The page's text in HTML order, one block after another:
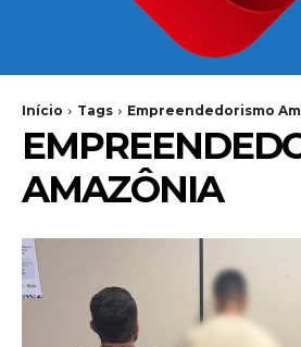
Início Tags Empreendedorismo
AMAZÔNIA